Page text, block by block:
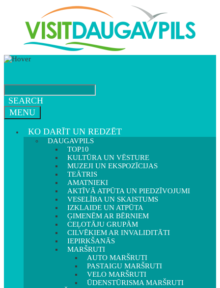
SEARCH
MENU
KO DARĪT UN REDZĒT
DAUGAVPILS
TOP10
KULTŪRA UN VĒSTURE
MUZEJI UN EKSPOZĪCIJAS
TEĀTRIS
AMATNIEKI
AKTĪVĀ ATPŪTA UN PIEDZĪVOJUMI
VESELĪBA UN SKAISTUMS
IZKLAIDE UN ATPŪTA
ĢIMENĒM AR BĒRNIEM
CEĻOTĀJU GRUPĀM
CILVĒKIEM AR INVALIDITĀTI
IEPIRKŠANĀS
MARŠRUTI
AUTO MARŠRUTI
PASTAIGU MARŠRUTI
VELO MARŠRUTI
ŪDENSTŪRISMA MARŠRUTI